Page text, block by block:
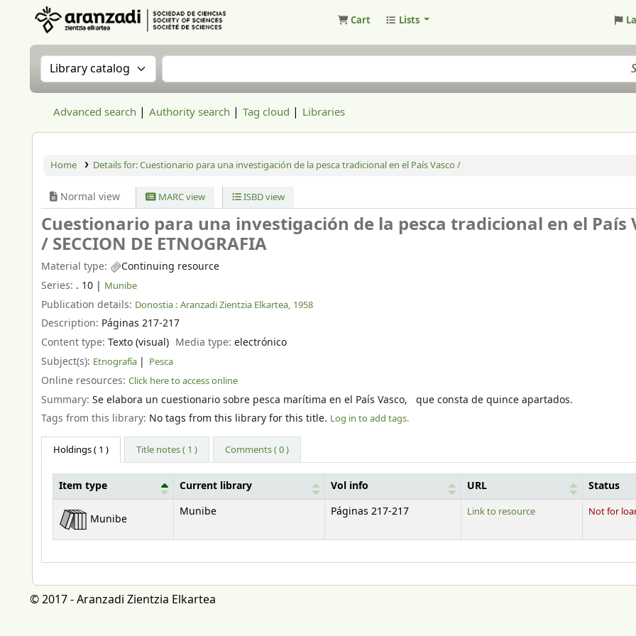
Cart Lists
Search the catalog by:Search the catalog
Advanced search Authority search Tag cloud Libraries
Home Details for:Cuestionario para una investigación de la pesca tradicional en el País Vasco /
Normal view MARC view ISBD view
Cuestionario para una investigación de la pesca tradicional en el País
/SECCION DE ETNOGRAFIA
Material type:
Continuing resource
Series: . 10 | Munibe
Publication details: Donostia : Aranzadi Zientzia Elkartea, 1958
Description: Páginas 217-217
Content type: Texto (visual) Media type:electrónico
Subject(s): Etnografía Pesca
Online resources: Click here to access online
Summary: Se elabora un cuestionario sobre pesca marítima en el País Vasco, que consta de quince apartados.
Tags from this library: No tags from this library for this title. Log in to add tags.
Holdings( 1 ) Title notes ( 1 ) Comments ( 0 )
Holdings
Item type Current library Vol info URL Status
Munibe
Munibe Páginas 217-217 Link to resource Not for
© 2017 - Aranzadi Zientzia Elkartea